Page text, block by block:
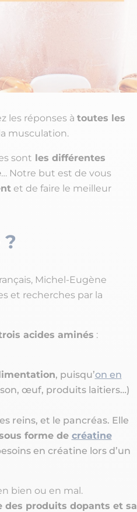
les réponses à toutes les
musculation.
sont les différentes
… Notre but est de vous
et de faire le meilleur
Michel-Eugène
et recherches par la
acides aminés :
, puisqu’on en
œuf, produits laitiers…)
reins, et le pancréas. Elle
forme de créatine
en créatine lors d’un
bien ou en mal.
des produits dopants et sa